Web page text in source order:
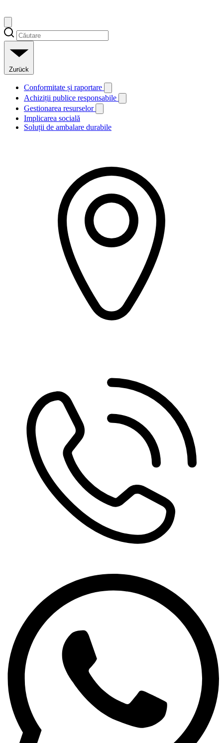
Zurück
Conformitate și raportare
Achiziții publice responsabile
Gestionarea resurselor
Implicarea socială
Soluții de ambalare durabile